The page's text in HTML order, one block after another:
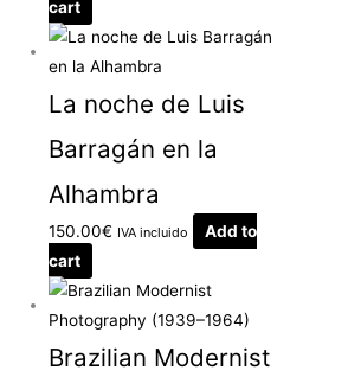
cart
La noche de Luis
Barragán en la
Alhambra
150.00€ IVA incluido
Add to
cart
Brazilian Modernist